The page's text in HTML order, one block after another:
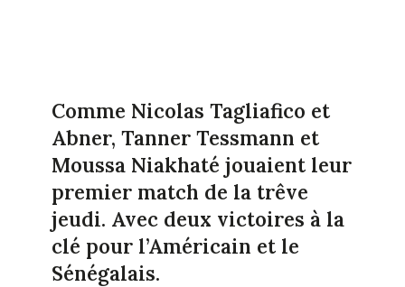
Comme Nicolas Tagliafico et
Abner, Tanner Tessmann et
Moussa Niakhaté jouaient leur
premier match de la trêve
jeudi. Avec deux victoires à la
clé pour l’Américain et le
Sénégalais.